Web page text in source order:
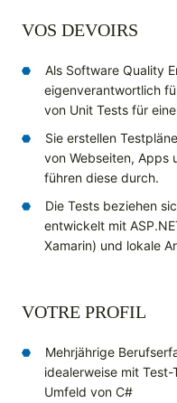
VOS DEVOIRS
Als Software Quality
eigenverantwortlich
von Unit Tests für
Sie erstellen
von Webseiten, Apps
führen diese durch.
Die Tests beziehen
entwickelt mit
Xamarin) und lokale
VOTRE PROFIL
Mehrjährige
idealerweise mit
Umfeld von C#